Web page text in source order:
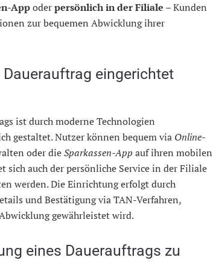
Appoderpersönlich in der Filiale – Kunden
zur bequemen Abwicklung ihrer
eingerichtet
ist durch moderne Technologien
gestaltet. Nutzer können bequem via Online-
oder dieSparkassen-App auf ihren mobilen
auch der persönliche Service in der Filiale
werden. Die Einrichtung erfolgt durch
und Bestätigung via TAN-Verfahren,
gewährleistet wird.
eines Dauerauftrags zu